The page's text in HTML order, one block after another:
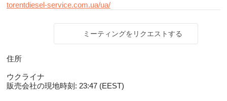
torentdiesel-service.com.ua/ua/
ミーティングをリクエストする
住所
ウクライナ
販売会社の現地時刻: 23:47 (EEST)